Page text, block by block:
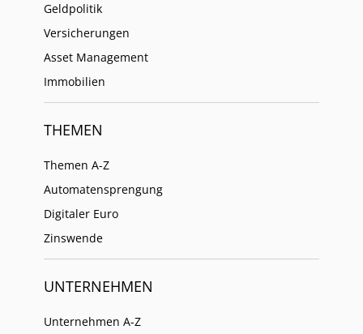
Geldpolitik
Versicherungen
Asset Management
Immobilien
THEMEN
Themen A-Z
Automatensprengung
Digitaler Euro
Zinswende
UNTERNEHMEN
Unternehmen A-Z